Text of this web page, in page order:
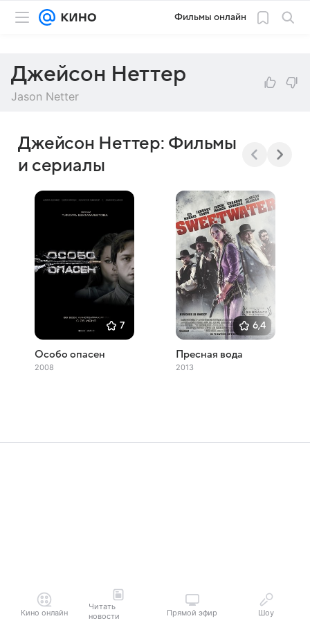
Фильмы онлайн
Джейсон Неттер
Jason Netter
Джейсон Неттер: Фильмы
и сериалы
7
Особо опасен
2008
6,4
Пресная вода
2013
Кино онлайн
Читать
новости
Прямой эфир Шоу